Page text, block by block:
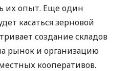
их опыт. Еще один
касаться зерновой
создание складов
рынок и организацию
кооперативов.